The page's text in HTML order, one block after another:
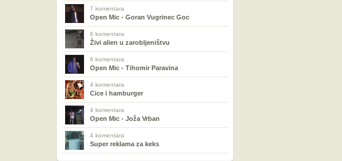
7 komentara
Open Mic - Goran Vugrinec Goc
6 komentara
Živi alien u zarobljeništvu
6 komentara
Open Mic - Tihomir Paravina
4 komentara
Cice i hamburger
4 komentara
Open Mic - Joža Vrban
4 komentara
Super reklama za keks